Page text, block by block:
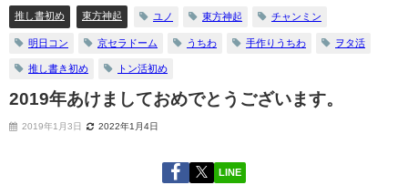
推し書初め 東方神起 ユノ 東方神起 チャンミン
明日コン 京セラドーム うちわ 手作りうちわ ヲタ活
推し書き初め トン活初め
2019年あけましておめでとうございます。
2019年1月3日 2022年1月4日
LINE